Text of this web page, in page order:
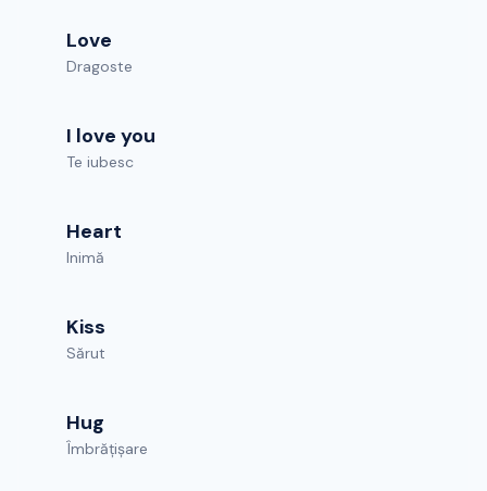
Love
Dragoste
I love you
Te iubesc
Heart
Inimă
Kiss
Sărut
Hug
Îmbrățișare